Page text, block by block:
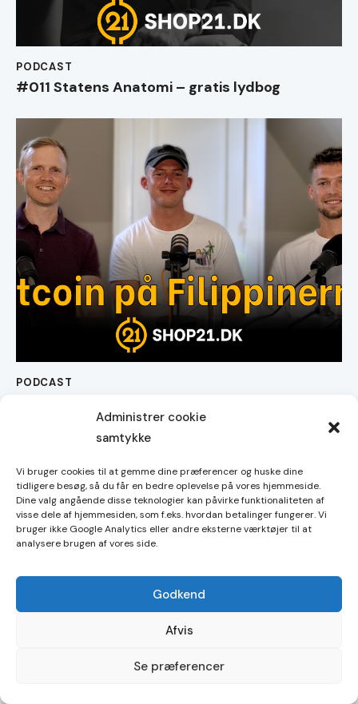
Administrer cookie
samtykke
Vi bruger cookies til at gemme dine præferencer og huske dine
tidligere besøg, så du får en bedre oplevelse på vores hjemmeside.
Dine valg angående disse teknologier kan påvirke funktionaliteten af
visse dele af hjemmesiden, som f.eks. hvordan betalinger fungerer. Vi
bruger ikke Google Analytics eller andre eksterne værktøjer til at
analysere brugen af vores side.
Godkend
Afvis
Se præferencer
PODCAST
#011 Statens Anatomi – gratis lydbog
PODCAST
Handelsbetingelser
Cookies
Copyright © 2026. Alle rettigheder forbeholdes.
Shop21 ApS. CVR-nummer 44659271.
Kontakt email: shop21dk@gmail.com.